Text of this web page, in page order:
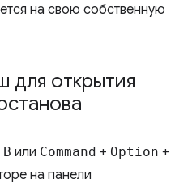
на свою собственную
для открытия
B или Command + Option +
на панели